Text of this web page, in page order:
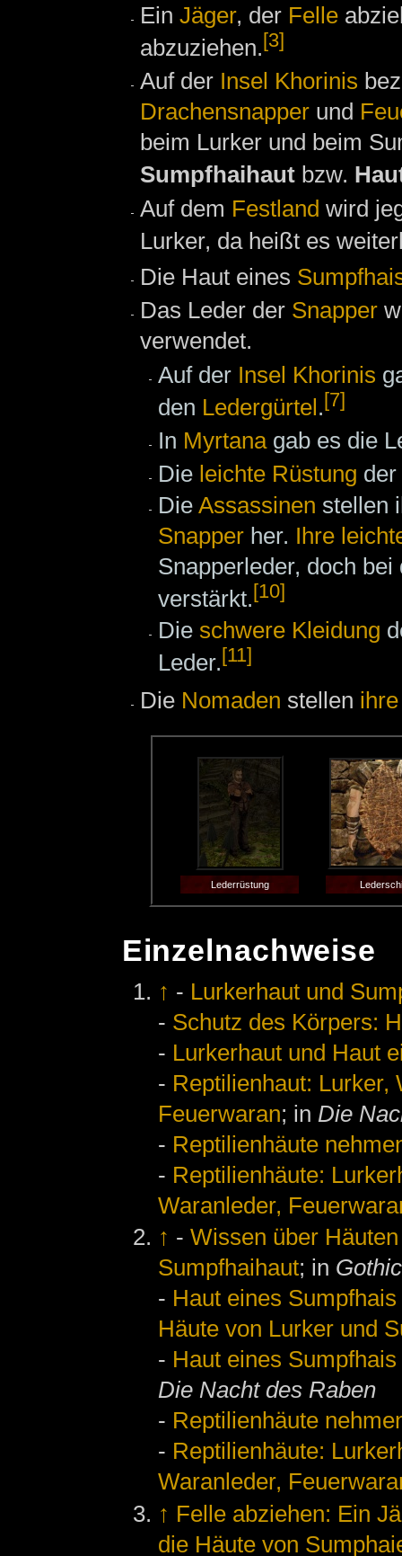
Ein Jäger, der Felle
abzuziehen.[3]
Auf der Insel Khorinis
Drachensnapper und
beim Lurker und beim
Sumpfhaihaut bzw.
Auf dem Festland wird
Lurker, da heißt es
Die Haut eines
Das Leder der Snapper
verwendet.
Auf der Insel Khorinis
den Ledergürtel.[7]
In Myrtanagab es die
Die leichte Rüstung
DieAssassinen stellen
Snapper her. Ihre
Snapperleder, doch
verstärkt.[10]
Die schwere Kleidung
Leder.[11]
Die Nomaden stellen
Lederrüstung
Einzelnachweise
↑ - Lurkerhaut und
- Schutz des Körpers:
- Lurkerhaut und Haut
- Reptilienhaut: Lurker,
Feuerwaran; in Die
- Reptilienhäute
- Reptilienhäute:
Waranleder,
↑ -Wissen über
Sumpfhaihaut; in
- Haut eines
Häute von Lurker und
- Haut eines
Die Nacht des Raben
- Reptilienhäute
- Reptilienhäute:
Waranleder,
↑ Felle abziehen: Ein
die Häute von